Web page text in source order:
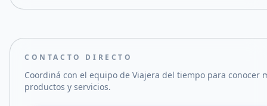
CONTACTO DIRECTO
Coordiná con el equipo de Viajera del tiempo para conocer
productos y servicios.